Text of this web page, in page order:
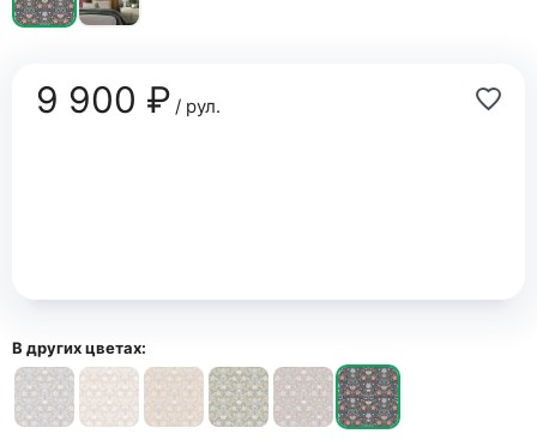
9 900 ₽/ рул.
В других цветах: